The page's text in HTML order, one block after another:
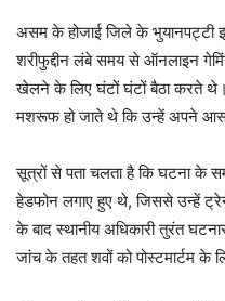
असम के होजाई जिले के
शरीफुद्दीन लंबे समय से ऑनलाइन
खेलने के लिए घंटों घंटों बैठा करते
मशरूफ हो जाते थे कि उन्हें अपने आस-
सूत्रों से पता चलता है कि घटना के
हेडफोन लगाए हुए थे, जिससे उन्हें
के बाद स्थानीय अधिकारी तुरंत
जांच के तहत शवों को पोस्टमार्टम के